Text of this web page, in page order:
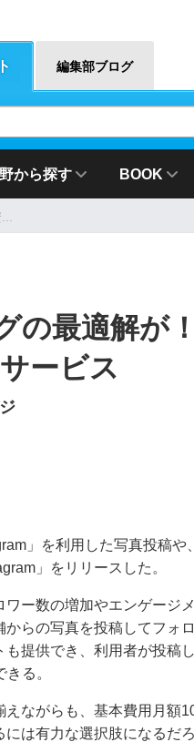
編集部ブログ
から探す BOOK
の最適解が
ービス
」を利用した写真投稿
」をリリースした。
ー数の増加やエンゲージ
らの写真を投稿してフォ
提供でき、利用者が投稿
る。
ながらも、基本費用月額
は有力な選択肢になるだろ